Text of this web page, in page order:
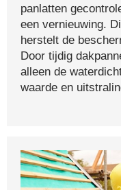
panlatten
een vernieuwing.
herstelt de
Door tijdig
alleen de
waarde en